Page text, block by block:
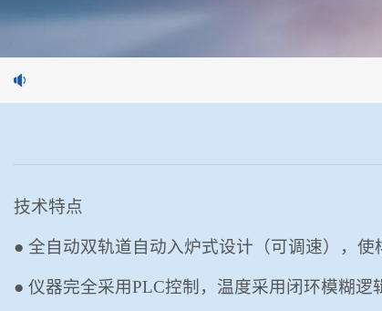
技术特点
● 全自动双轨道自动入炉式设计（可调速），
● 仪器完全采用PLC控制 ，温度采用闭环模糊逻